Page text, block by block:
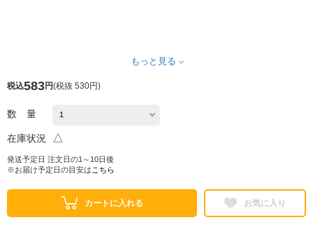
もっと見る
税込583円(税抜 530円)
数 量
在庫状況 △
発送予定日 注文日の1～10日後
※お届け予定日の目安は こちら
カートに入れる お気に入り